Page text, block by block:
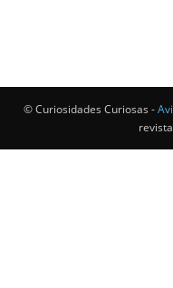
© Curiosidades Curiosas -